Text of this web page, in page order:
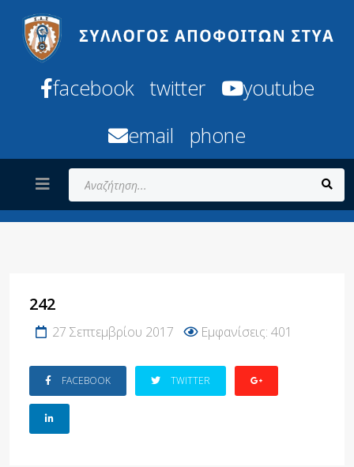
facebook twitter
youtube
email
phone
Αναζήτηση...
242
27 Σεπτεμβρίου 2017 Εμφανίσεις: 401
FACEBOOK TWITTER